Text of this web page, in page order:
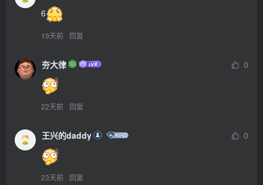
6
19天前 回复
夯大律 0
22天前 回复
王兴的daddy 0
23天前 回复